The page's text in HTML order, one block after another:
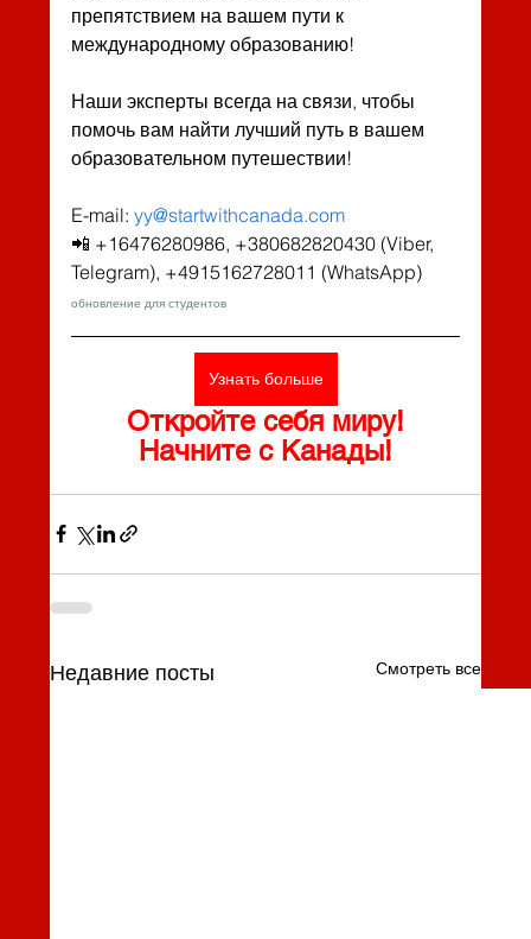
препятствием на вашем пути к
международному образованию!
Наши эксперты всегда на связи, чтобы
помочь вам найти лучший путь в вашем
образовательном путешествии!
E-mail: yy@startwithcanada.com
📲 +16476280986, +380682820430 (Viber,
Telegram), +4915162728011 (WhatsApp)
обновление для студентов
Узнать больше
Откройте себя миру!
Начните с Канады!
Недавние посты Смотреть все